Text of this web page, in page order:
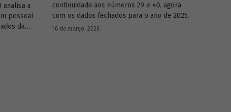
analisa a
pessoal
da
dinâmica
continuidade aos números 29 e 40, agora
com os dados fechados para o ano de 2025.
16 de março, 2026